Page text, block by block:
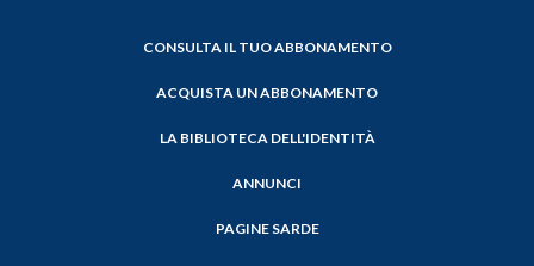
CONSULTA IL TUO ABBONAMENTO
ACQUISTA UN ABBONAMENTO
LA BIBLIOTECA DELL'IDENTITÀ
ANNUNCI
PAGINE SARDE